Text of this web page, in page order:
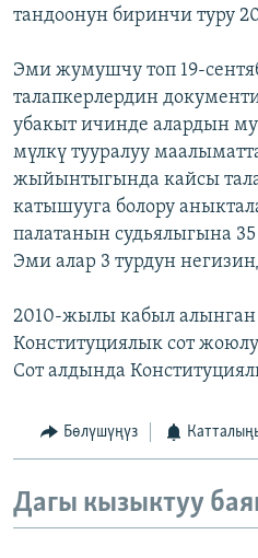
АЗАТТЫК+
ЫҢГАЙСЫЗ СУРООЛОР
ЭЕ/АРнун бардык
тандоонун биринчи туру
Эми жумушчу топ 19-
талапкерлердин
убакыт ичинде алардын
мүлкү тууралуу
жыйынтыгында кайсы
катышууга болору
палатанын судьялыгына
Эми алар 3 турдун
2010-жылы кабыл
Конституциялык сот
Сот алдында
Бөлүшүңүз
Дагы кызыктуу